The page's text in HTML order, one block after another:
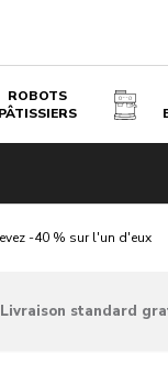
ROBOTS
PÂTISSIERS
-40 % sur l'un d'eux
Livraison standard